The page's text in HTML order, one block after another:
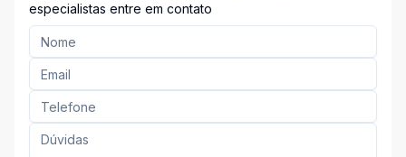
especialistas entre em contato